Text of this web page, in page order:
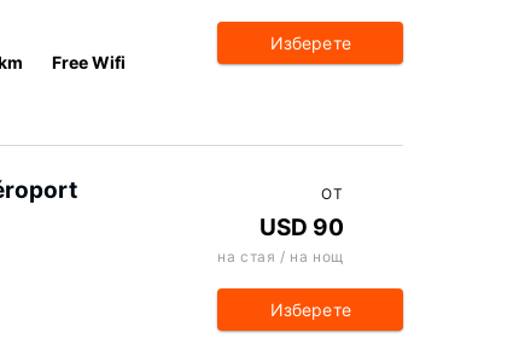
Free Wifi
Изберете
ОТ
USD 90
на стая / на нощ
Изберете